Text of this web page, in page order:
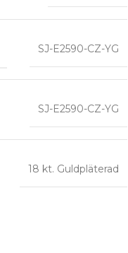
SJ-E2590-CZ-YG
SJ-E2590-CZ-YG
18 kt. Guldpläterad